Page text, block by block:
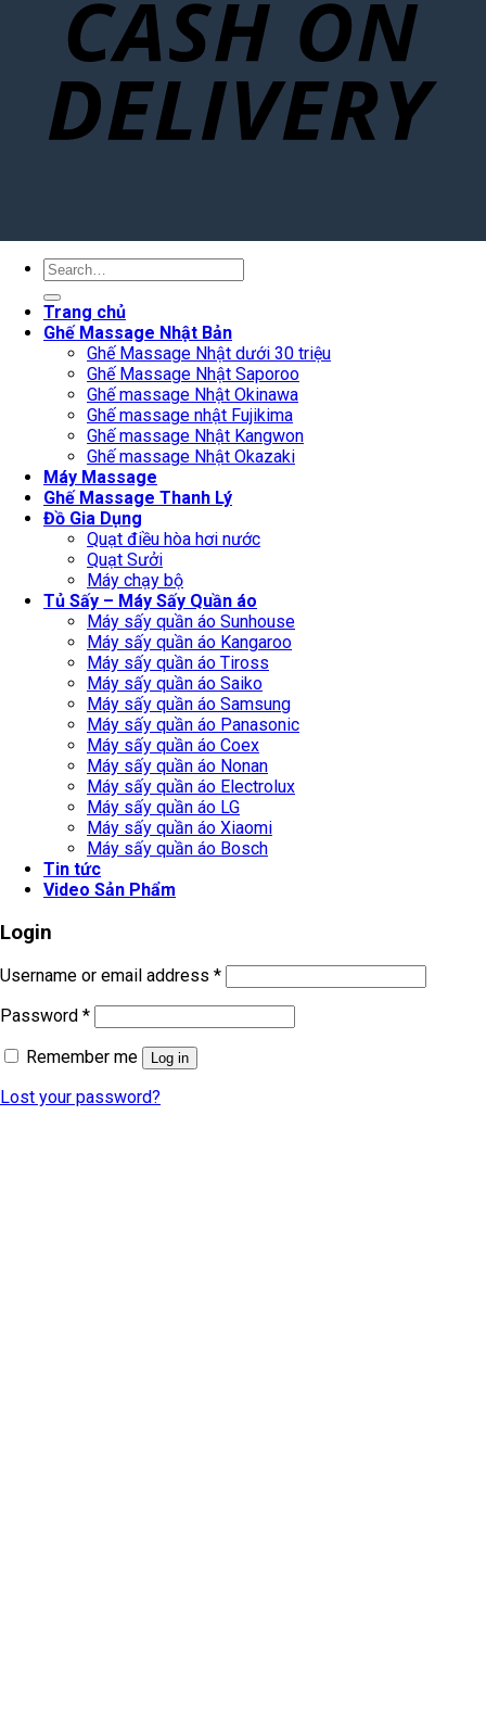
Search
Trang chủ
Ghế Massage Nhật Bản
Ghế Massage Nhật dưới 30 triệu
Ghế Massage Nhật Saporoo
Ghế massage Nhật Okinawa
Ghế massage nhật Fujikima
Ghế massage Nhật Kangwon
Ghế massage Nhật Okazaki
Máy Massage
Ghế Massage Thanh Lý
Đồ Gia Dụng
Quạt điều hòa hơi nước
Quạt Sưởi
Máy chạy bộ
Tủ Sấy – Máy Sấy Quần áo
Máy sấy quần áo Sunhouse
Máy sấy quần áo Kangaroo
Máy sấy quần áo Tiross
Máy sấy quần áo Saiko
Máy sấy quần áo Samsung
Máy sấy quần áo Panasonic
Máy sấy quần áo Coex
Máy sấy quần áo Nonan
Máy sấy quần áo Electrolux
Máy sấy quần áo LG
Máy sấy quần áo Xiaomi
Máy sấy quần áo Bosch
Tin tức
Video Sản Phẩm
Login
Username or email address *
Password *
Remember me
Log in
Lost your password?